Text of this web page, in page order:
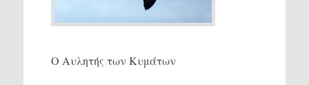
Ο Αυλητής των Κυμάτων